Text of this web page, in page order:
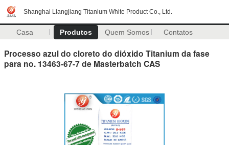
Shanghai Liangjiang Titanium White Product Co., Ltd.
Casa Produtos Quem Somos Contatos
Processo azul do cloreto do dióxido Titanium da fase
para no. 13463-67-7 de Masterbatch CAS